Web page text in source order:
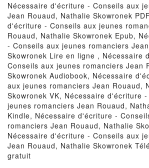
Nécessaire d'écriture - Conseils aux
Jean Rouaud, Nathalie Skowronek
d'écriture - Conseils aux jeunes
Rouaud, Nathalie Skowronek Epub,
- Conseils aux jeunes romanciers
Skowronek Lire en ligne , Nécessaire
Conseils aux jeunes romanciers Jean
Skowronek Audiobook, Nécessaire
aux jeunes romanciers Jean Rouaud,
Skowronek VK, Nécessaire d'écriture
jeunes romanciers Jean Rouaud,
Kindle, Nécessaire d'écriture -
romanciers Jean Rouaud, Nathalie
Nécessaire d'écriture - Conseils aux
Jean Rouaud, Nathalie Skowronek
gratuit